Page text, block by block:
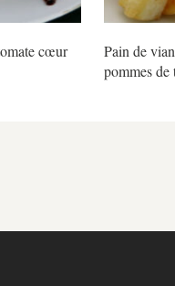
cœur
Pain de
pommes